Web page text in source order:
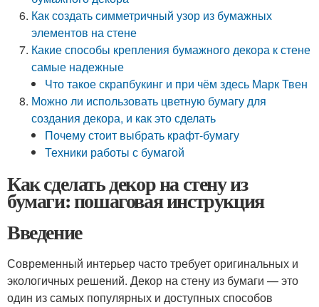
Как создать симметричный узор из бумажных
элементов на стене
Какие способы крепления бумажного декора к стене
самые надежные
Что такое скрапбукинг и при чём здесь Марк Твен
Можно ли использовать цветную бумагу для
создания декора, и как это сделать
Почему стоит выбрать крафт-бумагу
Техники работы с бумагой
Как сделать декор на стену из
бумаги: пошаговая инструкция
Введение
Современный интерьер часто требует оригинальных и
экологичных решений. Декор на стену из бумаги — это
один из самых популярных и доступных способов